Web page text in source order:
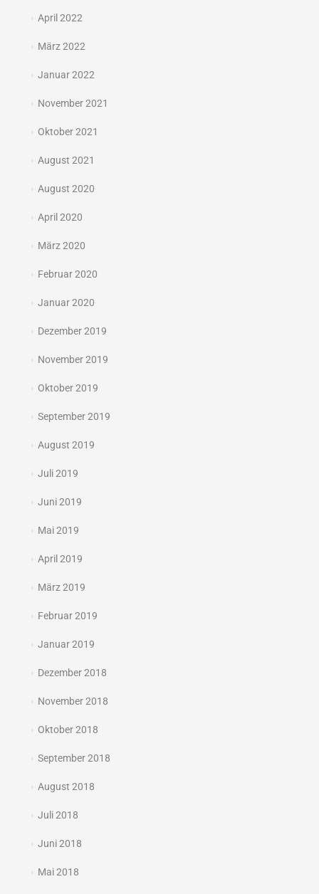
April 2022
März 2022
Januar 2022
November 2021
Oktober 2021
August 2021
August 2020
April 2020
März 2020
Februar 2020
Januar 2020
Dezember 2019
November 2019
Oktober 2019
September 2019
August 2019
Juli 2019
Juni 2019
Mai 2019
April 2019
März 2019
Februar 2019
Januar 2019
Dezember 2018
November 2018
Oktober 2018
September 2018
August 2018
Juli 2018
Juni 2018
Mai 2018